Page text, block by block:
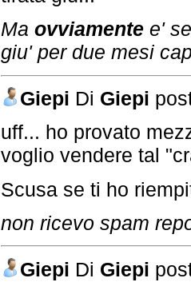
Maovviamente e'
giu' per due mesi
Giepi Di Giepi
uff... ho provato
voglio vendere tal
Scusa se ti ho
non ricevo spam
Giepi Di Giepi